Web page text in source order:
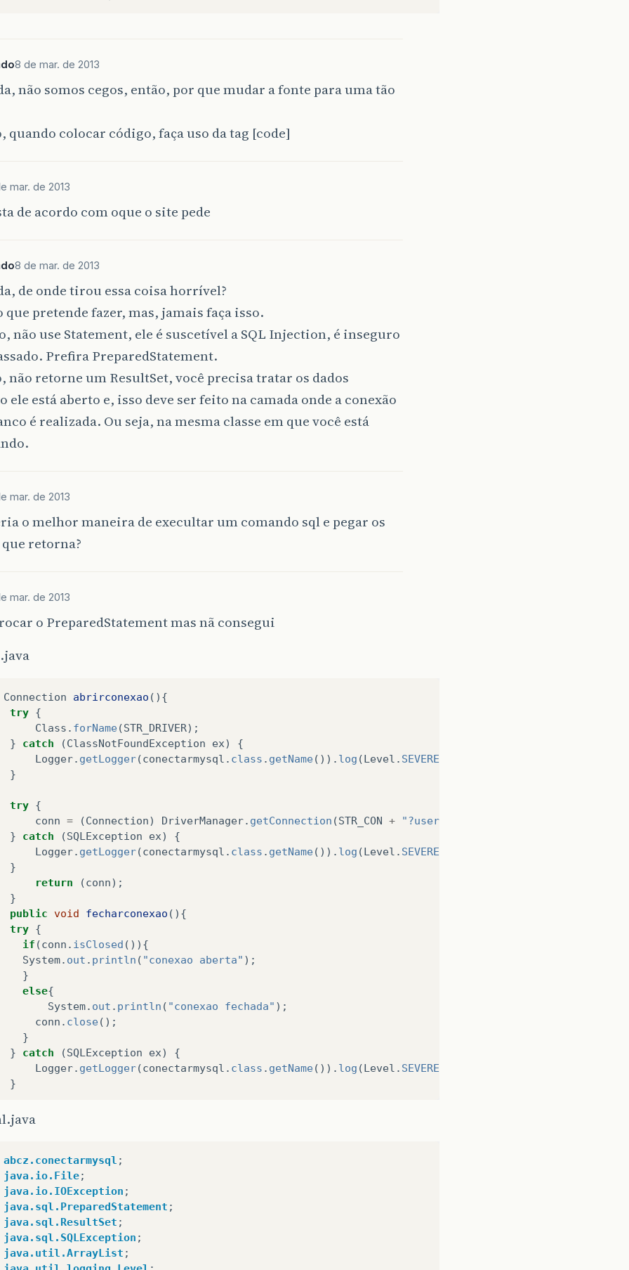
8 de mar. de 2013
não somos cegos, então, por que mudar a fonte para uma tão
quando colocar código, faça uso da tag [code]
mar. de 2013
de acordo com oque o site pede
8 de mar. de 2013
de onde tirou essa coisa horrível?
que pretende fazer, mas, jamais faça isso.
não use Statement, ele é suscetível a SQL Injection, é inseguro
Prefira PreparedStatement.
não retorne um ResultSet, você precisa tratar os dados
ele está aberto e, isso deve ser feito na camada onde a conexão
é realizada. Ou seja, na mesma classe em que você está
mar. de 2013
o melhor maneira de execultar um comando sql e pegar os
retorna?
mar. de 2013
o PreparedStatement mas nã consegui
Connection abrirconexao (){
try {
Class . forName(STR_DRIVER);
}
catch (ClassNotFoundException ex)
{
Logger. getLogger(conectarmysql . class . getName()). log (Level . SEVERE
}
try {
conn = (Connection) DriverManager. getConnection (STR_CON + "?user="
}
catch (SQLException ex)
{
Logger. getLogger(conectarmysql . class . getName()). log (Level . SEVERE
}
return
(conn);
}
public void fecharconexao (){
try {
if (conn . isClosed ()){
System. out . println ( "conexao aberta" );
}
else{
System. out . println ( "conexao fechada" );
conn . close();
}
}
catch (SQLException ex)
{
Logger. getLogger(conectarmysql . class . getName()). log (Level . SEVERE
}
}
abcz.conectarmysql ;
java.io.File;
java.io.IOException ;
java.sql.PreparedStatement ;
java.sql.ResultSet ;
java.sql.SQLException ;
java.util.ArrayList ;